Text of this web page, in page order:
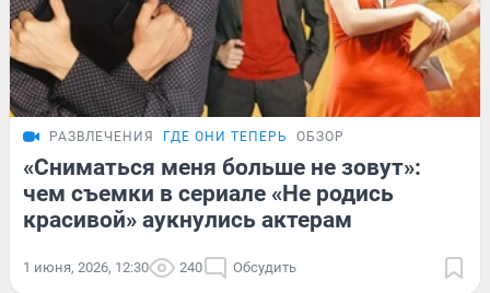
РАЗВЛЕЧЕНИЯ ГДЕ ОНИ ТЕПЕРЬ ОБЗОР
«Сниматься меня больше не зовут»:
чем съемки в сериале «Не родись
красивой» аукнулись актерам
1 июня, 2026, 12:30 240 Обсудить